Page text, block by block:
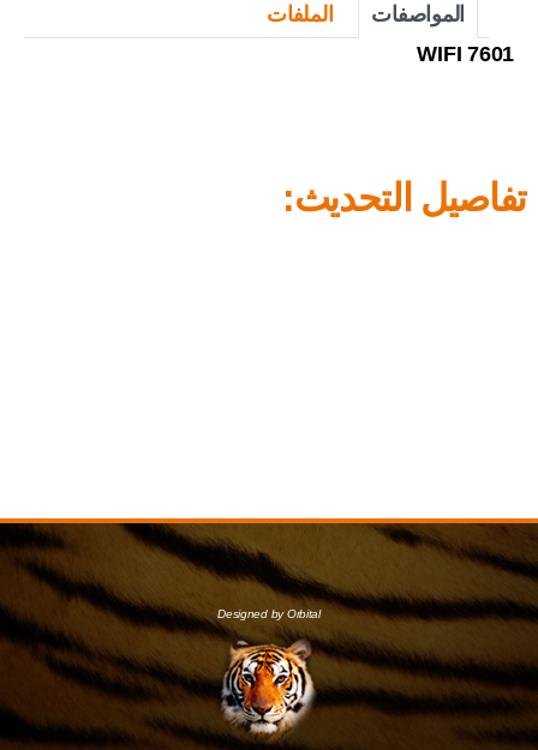
المواصفات
الملفات
7601 WIFI
تفاصيل التحديث:
Designed by Orbital